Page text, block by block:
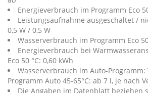
Energieverbrauch im Programm Eco
Leistungsaufnahme ausgeschaltet /
0,5 W / 0,5 W
Wasserverbrauch im Programm Eco
Energieverbrauch bei
Eco 50 °C: 0,60 kWh
Wasserverbrauch im Auto-
Programm Auto 45-65°C: ab 7 l, je nach
Die Angaben im Datenblatt beziehen